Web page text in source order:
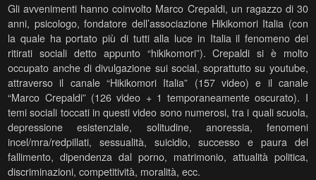
Gli avvenimenti hanno coinvolto Marco Crepaldi, un ragazzo di 30
anni, psicologo, fondatore dell’associazione Hikikomori Italia (con
la quale ha portato più di tutti alla luce in Italia il fenomeno dei
ritirati sociali detto appunto “hikikomori”). Crepaldi si è molto
occupato anche di divulgazione sui social, soprattutto su youtube,
attraverso il canale “Hikikomori Italia” (157 video) e il canale
“Marco Crepaldi” (126 video + 1 temporaneamente oscurato). I
temi sociali toccati in questi video sono numerosi, tra i quali scuola,
depressione esistenziale, solitudine, anoressia, fenomeni
incel/mra/redpillati, sessualità, suicidio, successo e paura del
fallimento, dipendenza dal porno, matrimonio, attualità politica,
discriminazioni, competitività, moralità, ecc.